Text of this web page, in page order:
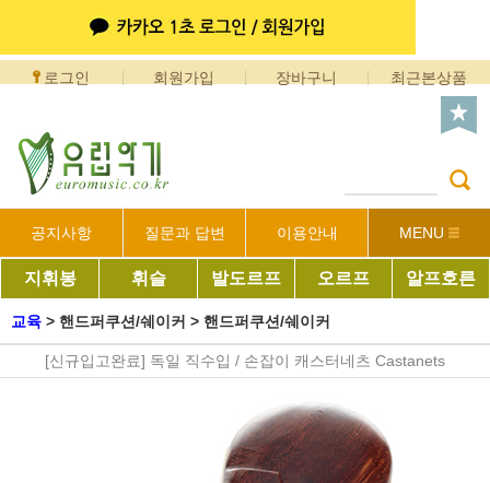
로그인 회원가입 장바구니 최근본상품
공지사항 질문과 답변 이용안내 MENU
지휘봉 휘슬 발도르프 오르프 알프호른
교육 > 핸드퍼쿠션/쉐이커 > 핸드퍼쿠션/쉐이커
[신규입고완료] 독일 직수입 / 손잡이 캐스터네츠 Castanets